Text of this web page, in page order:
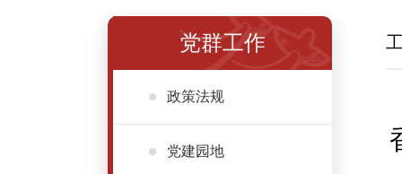
党群工作
政策法规
党建园地